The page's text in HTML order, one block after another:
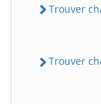
Trouver
Trouver